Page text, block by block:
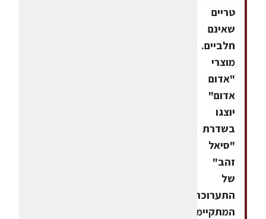
טריים
שאינם
חלביים.
מוצרי
"אדום
אדום"
יוצגו
בשדרת
"סיאל
זהב"
של
התערוכה
המתקיימת